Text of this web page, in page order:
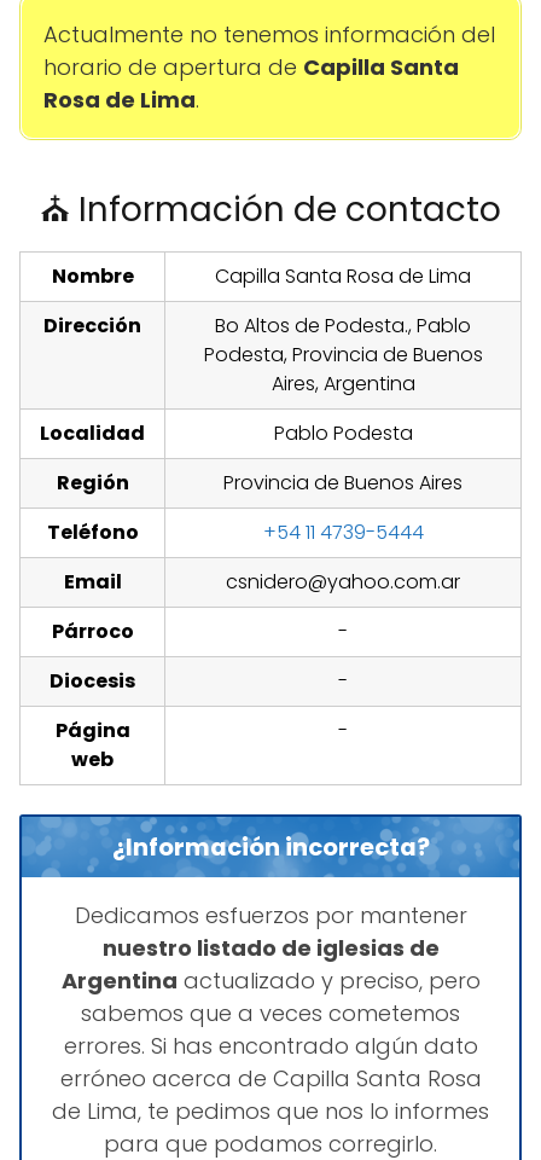
Actualmente no tenemos información del
horario de apertura de Capilla Santa
Rosa de Lima.
⛪ Información de contacto
Nombre
Capilla Santa Rosa de Lima
Dirección
Bo Altos de Podesta., Pablo
Podesta, Provincia de Buenos
Aires, Argentina
Localidad
Pablo Podesta
Región
Provincia de Buenos Aires
Teléfono
+54 11 4739-5444
Email
csnidero@yahoo.com.ar
Párroco
-
Diocesis
-
Página
web
-
¿Información incorrecta?
Dedicamos esfuerzos por mantener
nuestro listado de iglesias de
Argentina actualizado y preciso, pero
sabemos que a veces cometemos
errores. Si has encontrado algún dato
erróneo acerca de Capilla Santa Rosa
de Lima, te pedimos que nos lo informes
para que podamos corregirlo.